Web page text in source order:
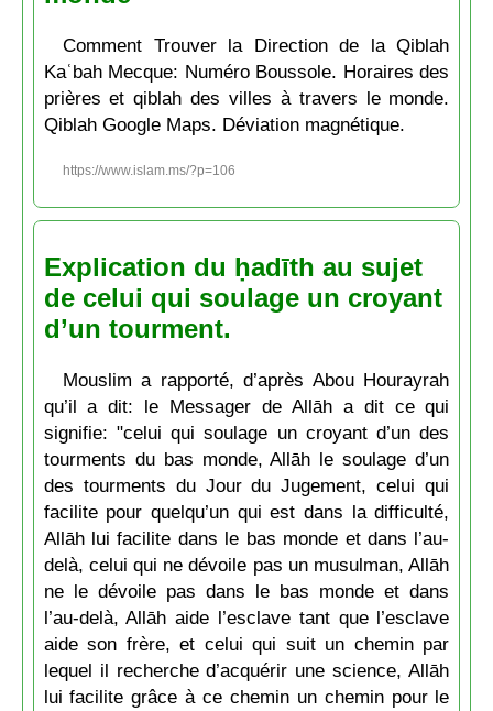
Comment Trouver la Direction de la Qiblah
Kaʿbah Mecque: Numéro Boussole. Horaires des
prières et qiblah des villes à travers le monde.
Qiblah Google Maps. Déviation magnétique.
https://www.islam.ms/?p=106
Explication du ḥadīth au sujet
de celui qui soulage un croyant
d’un tourment.
Mouslim a rapporté, d’après Abou Hourayrah
qu’il a dit: le Messager de Allāh a dit ce qui
signifie: "celui qui soulage un croyant d’un des
tourments du bas monde, Allāh le soulage d’un
des tourments du Jour du Jugement, celui qui
facilite pour quelqu’un qui est dans la difficulté,
Allāh lui facilite dans le bas monde et dans l’au-
delà, celui qui ne dévoile pas un musulman, Allāh
ne le dévoile pas dans le bas monde et dans
l’au-delà, Allāh aide l’esclave tant que l’esclave
aide son frère, et celui qui suit un chemin par
lequel il recherche d’acquérir une science, Allāh
lui facilite grâce à ce chemin un chemin pour le